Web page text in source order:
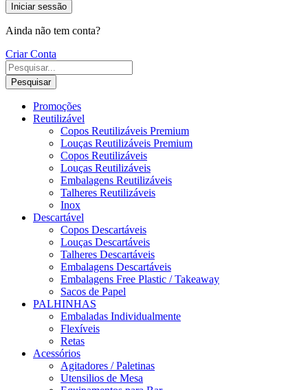
Iniciar sessão
Ainda não tem conta?
Criar Conta
Pesquisar
Promoções
Reutilizável
Copos Reutilizáveis Premium
Louças Reutilizáveis Premium
Copos Reutilizáveis
Louças Reutilizáveis
Embalagens Reutilizáveis
Talheres Reutilizáveis
Inox
Descartável
Copos Descartáveis
Louças Descartáveis
Talheres Descartáveis
Embalagens Descartáveis
Embalagens Free Plastic / Takeaway
Sacos de Papel
PALHINHAS
Embaladas Individualmente
Flexíveis
Retas
Acessórios
Agitadores / Paletinas
Utensilios de Mesa